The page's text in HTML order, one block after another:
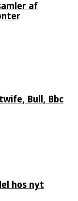
af
Bull, Bbc
hos nyt